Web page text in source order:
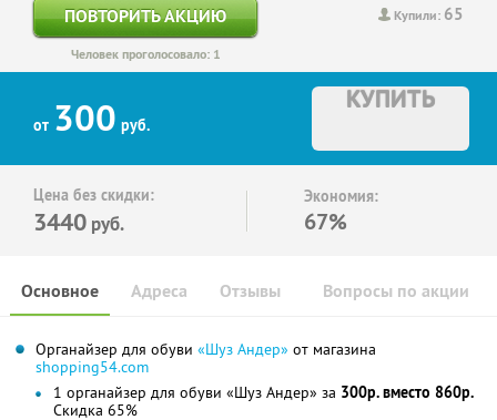
Купили: 65
ПОВТОРИТЬ АКЦИЮ
Человек проголосовало: 1
от 300 руб.
КУПИТЬ
Цена без скидки:
3440 руб.
Экономия:
67%
Основное Отзывы Вопросы по акции
Адреса
Органайзер для обуви «Шуз Андер» от магазина
shopping54.com
1 органайзер для обуви «Шуз Андер» за 300р. вместо 860р.
Скидка 65%